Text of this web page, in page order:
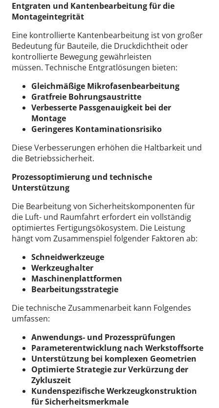
Entgraten und Kantenbearbeitung für die
Montageintegrität
Eine kontrollierte Kantenbearbeitung ist von großer
Bedeutung für Bauteile, die Druckdichtheit oder
kontrollierte Bewegung gewährleisten
müssen. Technische Entgratlösungen bieten:
Gleichmäßige Mikrofasenbearbeitung
Gratfreie Bohrungsaustritte
Verbesserte Passgenauigkeit bei der
Montage
Geringeres Kontaminationsrisiko
Diese Verbesserungen erhöhen die Haltbarkeit und
die Betriebssicherheit.
Prozessoptimierung und technische
Unterstützung
Die Bearbeitung von Sicherheitskomponenten für
die Luft- und Raumfahrt erfordert ein vollständig
optimiertes Fertigungsökosystem. Die Leistung
hängt vom Zusammenspiel folgender Faktoren ab:
Schneidwerkzeuge
Werkzeughalter
Maschinenplattformen
Bearbeitungsstrategie
Die technische Zusammenarbeit kann Folgendes
umfassen:
Anwendungs- und Prozessprüfungen
Parameterentwicklung nach Werkstoffsorte
Unterstützung bei komplexen Geometrien
Optimierte Strategie zur Verkürzung der
Zykluszeit
Kundenspezifische Werkzeugkonstruktion
für Sicherheitsmerkmale